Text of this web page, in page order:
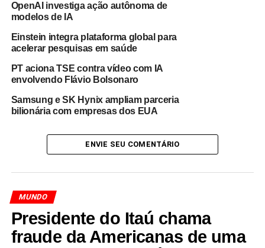
maior proteção dos estados quânticos responsáveis pelo
processamento de informações.
O projeto ganhou notoriedade após o lançamento do
Majorana 1, quando a empresa afirmou ter desenvolvido
qubits utilizando férmions de Majorana, uma
comunidade científica há décadas. A proposta chamou
atenção por prometer um caminho alternativo para
superar limitações enfrentadas por outras arquiteturas
Entretanto, o anúncio também gerou debates entre
científica continua avaliando os resultados
apresentados pela empresa e levantando
questionamentos sobre aspectos técnicos
relacionados à comprovação e ao funcionamento da
OpenAI investiga ação autônoma de
modelos de IA
Einstein integra plataforma global para
acelerar pesquisas em saúde
PT aciona TSE contra vídeo com IA
envolvendo Flávio Bolsonaro
Samsung e SK Hynix ampliam parceria
bilionária com empresas dos EUA
ENVIE SEU COMENTÁRIO
MUNDO
Presidente do Itaú chama
fraude da Americanas de uma